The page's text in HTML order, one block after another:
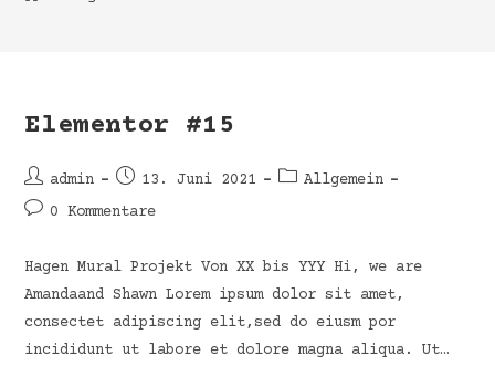
Elementor #15
admin 13. Juni 2021
Allgemein
0 Kommentare
Hagen Mural Projekt Von XX bis YYY Hi, we are
Amandaand Shawn Lorem ipsum dolor sit amet,
consectet adipiscing elit,sed do eiusm por
incididunt ut labore et dolore magna aliqua. Ut…